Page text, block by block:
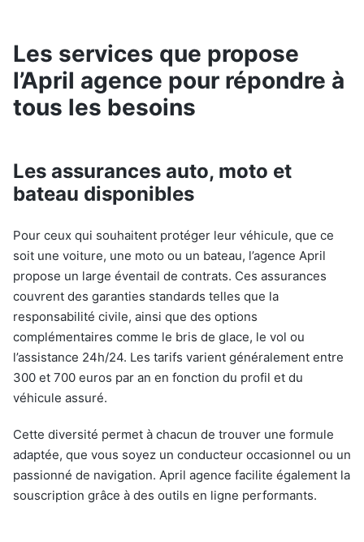
Les services que propose
l’April agence pour répondre à
tous les besoins
Les assurances auto, moto et
bateau disponibles
Pour ceux qui souhaitent protéger leur véhicule, que ce
soit une voiture, une moto ou un bateau, l’agence April
propose un large éventail de contrats. Ces assurances
couvrent des garanties standards telles que la
responsabilité civile, ainsi que des options
complémentaires comme le bris de glace, le vol ou
l’assistance 24h/24. Les tarifs varient généralement entre
300 et 700 euros par an en fonction du profil et du
véhicule assuré.
Cette diversité permet à chacun de trouver une formule
adaptée, que vous soyez un conducteur occasionnel ou un
passionné de navigation. April agence facilite également la
souscription grâce à des outils en ligne performants.